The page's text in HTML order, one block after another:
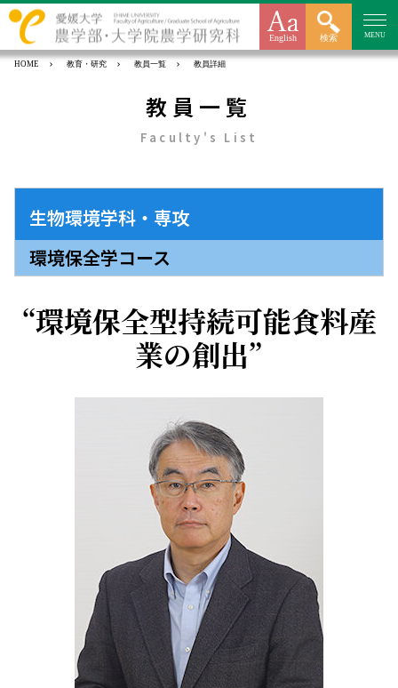
English 検索 MENU
HOME 教育・研究 教員一覧 教員詳細
教員一覧
Faculty's List
生物環境学科・専攻
環境保全学コース
環境保全型持続可能食料産
業の創出